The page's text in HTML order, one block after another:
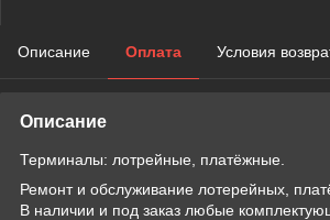
Описание Оплата Условия
Описание
Терминалы: лотрейные, платёжные.
Ремонт и обслуживание лотерейных,
В наличии и под заказ любые